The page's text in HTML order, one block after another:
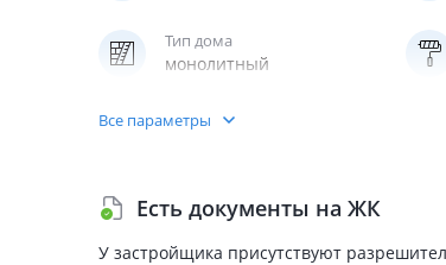
Тип дома
монолитный
Квартир в продаже
Отопление
центральное
Все параметры
Есть документы на ЖК
У застройщика присутствуют